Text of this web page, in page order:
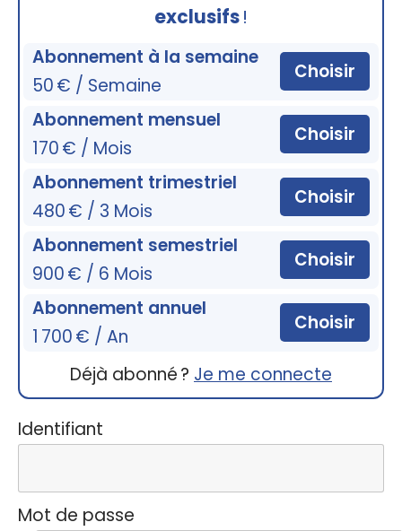
exclusifs!
Abonnement à la semaine
50 € / Semaine
Choisir
Abonnement mensuel
170 € / Mois
Choisir
Abonnement trimestriel
480 € / 3 Mois
Choisir
Abonnement semestriel
900 € / 6 Mois
Choisir
Abonnement annuel
1 700 € / An
Choisir
Déjà abonné ? Je me connecte
Identifiant
Mot de passe